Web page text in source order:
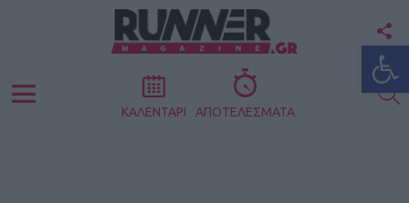
Menu ΚΑΛΕΝΤΑΡΙ ΑΠΟΤΕΛΕΣΜΑΤΑ